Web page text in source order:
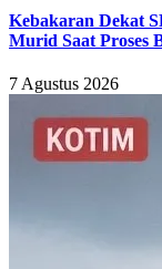
Kebakaran Dekat
Murid Saat Proses
7 Agustus 2026